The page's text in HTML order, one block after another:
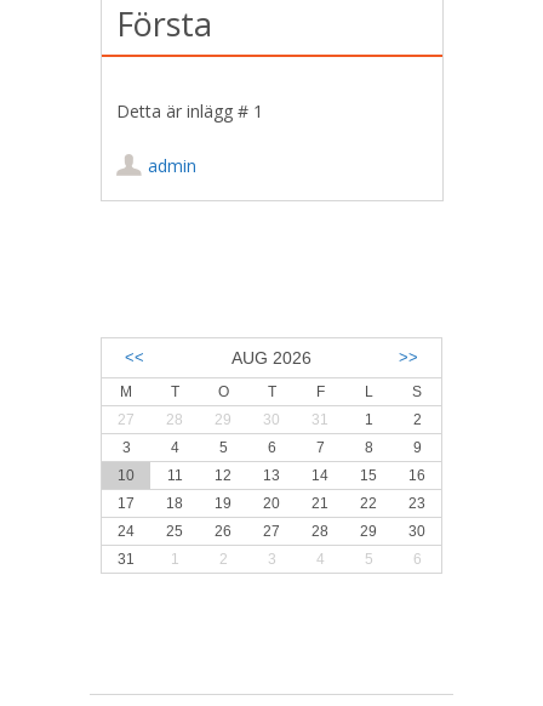
Första
Detta är inlägg # 1
admin
<< AUG 2026 >>
M T O T F L
S
27
28 29 30 31 1
2
3
4 5 6 7 8
9
10
11 12 13 14 15
16
17
18 19 20 21 22
23
24
25 26 27 28 29
30
31
1 2 3 4 5 6